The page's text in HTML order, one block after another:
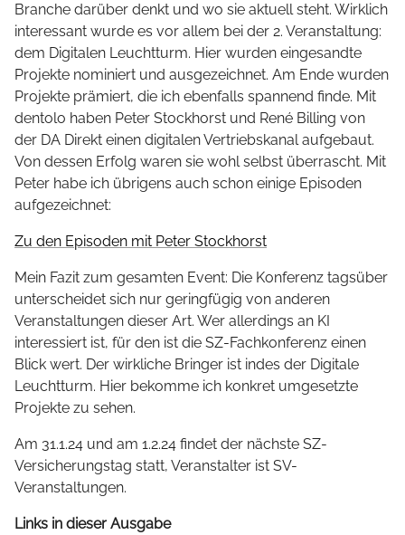
Branche darüber denkt und wo sie aktuell steht. Wirklich
interessant wurde es vor allem bei der 2. Veranstaltung:
dem Digitalen Leuchtturm. Hier wurden eingesandte
Projekte nominiert und ausgezeichnet. Am Ende wurden
Projekte prämiert, die ich ebenfalls spannend finde. Mit
dentolo haben Peter Stockhorst und René Billing von
der DA Direkt einen digitalen Vertriebskanal aufgebaut.
Von dessen Erfolg waren sie wohl selbst überrascht. Mit
Peter habe ich übrigens auch schon einige Episoden
aufgezeichnet:
Zu den Episoden mit Peter Stockhorst
Mein Fazit zum gesamten Event: Die Konferenz tagsüber
unterscheidet sich nur geringfügig von anderen
Veranstaltungen dieser Art. Wer allerdings an KI
interessiert ist, für den ist die SZ-Fachkonferenz einen
Blick wert. Der wirkliche Bringer ist indes der Digitale
Leuchtturm. Hier bekomme ich konkret umgesetzte
Projekte zu sehen.
Am 31.1.24 und am 1.2.24 findet der nächste SZ-
Versicherungstag statt, Veranstalter ist SV-
Veranstaltungen.
Links in dieser Ausgabe